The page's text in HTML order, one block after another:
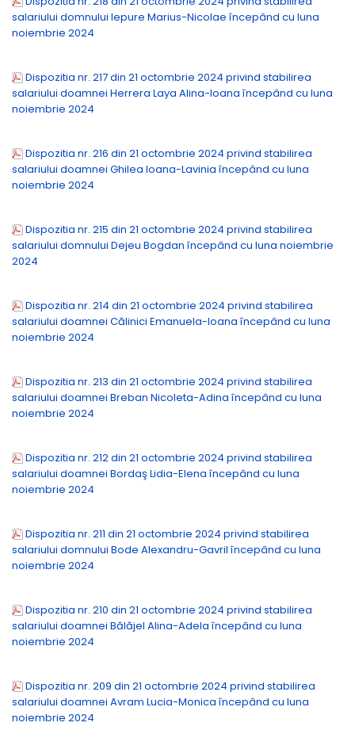
salariului domnului Iepure Marius-Nicolae începând cu luna
noiembrie 2024
Dispozitia nr. 217 din 21 octombrie 2024 privind stabilirea
salariului doamnei Herrera Laya Alina-Ioana începând cu luna
noiembrie 2024
Dispozitia nr. 216 din 21 octombrie 2024 privind stabilirea
salariului doamnei Ghilea Ioana-Lavinia începând cu luna
noiembrie 2024
Dispozitia nr. 215 din 21 octombrie 2024 privind stabilirea
salariului domnului Dejeu Bogdan începând cu luna noiembrie
2024
Dispozitia nr. 214 din 21 octombrie 2024 privind stabilirea
salariului doamnei Călinici Emanuela-Ioana începând cu luna
noiembrie 2024
Dispozitia nr. 213 din 21 octombrie 2024 privind stabilirea
salariului doamnei Breban Nicoleta-Adina începând cu luna
noiembrie 2024
Dispozitia nr. 212 din 21 octombrie 2024 privind stabilirea
salariului doamnei Bordaş Lidia-Elena începând cu luna
noiembrie 2024
Dispozitia nr. 211 din 21 octombrie 2024 privind stabilirea
salariului domnului Bode Alexandru-Gavril începând cu luna
noiembrie 2024
Dispozitia nr. 210 din 21 octombrie 2024 privind stabilirea
salariului doamnei Bălăjel Alina-Adela începând cu luna
noiembrie 2024
Dispozitia nr. 209 din 21 octombrie 2024 privind stabilirea
salariului doamnei Avram Lucia-Monica începând cu luna
noiembrie 2024